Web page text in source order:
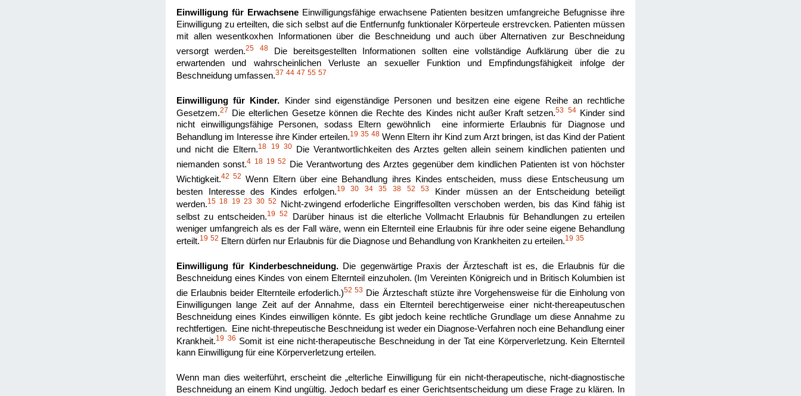
Einwilligung für Erwachsene Einwilligungsfähige erwachsene Patienten besitzen umfangreiche Befugnisse ihre
Einwilligung zu erteilten, die sich selbst auf die Entfernunfg funktionaler Körperteule erstrevcken. Patienten müssen
mit allen wesentkoxhen Informationen über die Beschneidung und auch über Alternativen zur Beschneidung
versorgt werden.25 48Die bereitsgestellten Informationen sollten eine vollständige Aufklärung über die zu
erwartenden und wahrscheinlichen Verluste an sexueller Funktion und Empfindungsfähigkeit infolge der
Beschneidung umfassen.37 44 47 55 57
Einwilligung für Kinder. Kinder sind eigenständige Personen und besitzen eine eigene Reihe an rechtliche
Gesetzem.27 Die elterlichen Gesetze können die Rechte des Kindes nicht außer Kraft setzen.53 54Kinder sind
nicht einwilligungsfähige Personen, sodass Eltern gewöhnlich eine informierte Erlaubnis für Diagnose und
Behandlung im Interesse ihre Kinder erteilen.19 35 48 Wenn Eltern ihr Kind zum Arzt bringen, ist das Kind der Patient
und nicht die Eltern.18 19 30Die Verantwortlichkeiten des Arztes gelten allein seinem kindlichen patienten und
niemanden sonst.4 18 19 52
Die Verantwortung des Arztes gegenüber dem kindlichen Patienten ist von höchster
Wichtigkeit.42 52 Wenn Eltern über eine Behandlung ihres Kindes entscheiden, muss diese Entscheusung um
besten Interesse des Kindes erfolgen.19 30 34 35 38 52 53 Kinder müssen an der Entscheidung beteiligt
werden.15 18 19 23 30 52
Nicht-zwingend erfoderliche Eingriffesollten verschoben werden, bis das Kind fähig ist
selbst zu entscheiden.19 52
Darüber hinaus ist die elterliche Vollmacht Erlaubnis für Behandlungen zu erteilen
weniger umfangreich als es der Fall wäre, wenn ein Elternteil eine Erlaubnis für ihre oder seine eigene Behandlung
erteilt.19 52 Eltern dürfen nur Erlaubnis für die Diagnose und Behandlung von Krankheiten zu erteilen.19 35
Einwilligung für Kinderbeschneidung.Die gegenwärtige Praxis der Ärzteschaft ist es, die Erlaubnis für die
Beschneidung eines Kindes von einem Elternteil einzuholen. (Im Vereinten Königreich und in Britisch Kolumbien ist
die Erlaubnis beider Elternteile erfoderlich.)52 53 Die Ärzteschaft stüzte ihre Vorgehensweise für die Einholung von
Einwilligungen lange Zeit auf der Annahme, dass ein Elternteil berechtigerweise einer nicht-thereapeutuschen
Beschneidung eines Kindes einwilligen könnte. Es gibt jedoch keine rechtliche Grundlage um diese Annahme zu
rechtfertigen. Eine nicht-threpeutische Beschneidung ist weder ein Diagnose-Verfahren noch eine Behandlung einer
Krankheit.19 36 Somit ist eine nicht-therapeutische Beschneidung in der Tat eine Körperverletzung. Kein Elternteil
kann Einwilligung für eine Körperverletzung erteilen.
Wenn man dies weiterführt, erscheint die „elterliche Einwilligung für ein nicht-therapeutische, nicht-diagnostische
Beschneidung an einem Kind ungültig. Jedoch bedarf es einer Gerichtsentscheidung um diese Frage zu klären. In